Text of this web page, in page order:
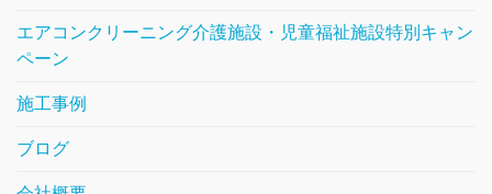
エアコンクリーニング介護施設・児童福祉施設特別キャン
ペーン
施工事例
ブログ